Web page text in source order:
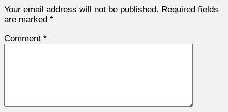
Your email address will not be published. Required fields
are marked *
Comment *